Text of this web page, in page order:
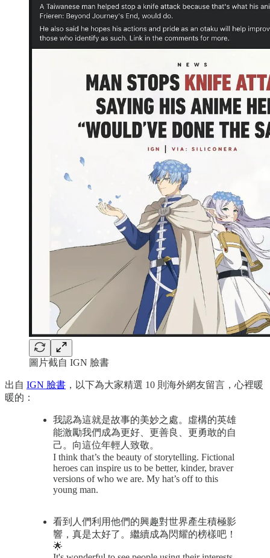
圖片截自 IGN 臉書
出自 IGN 臉書 ，以下為大家精選 10 則海外網友留言，心裡暖
暖的：
我認為這就是故事的美妙之處。虛構的英雄
能激勵我們成為更好、更善良、更勇敢的自
己。向這位年輕人致敬。
I think that’s the beauty of storytelling. Fictional
heroes can inspire us to be better, kinder, braver
versions of who we are. My hat’s off to this
young man.
看到人們利用他們的興趣對世界產生積極影
響，真是太好了。繼續成為閃耀的榜樣吧！
🌟